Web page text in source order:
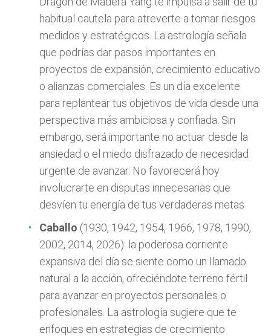
habitual cautela para atreverte a tomar riesgos
medidos y estratégicos. La astrología señala
que podrías dar pasos importantes en
proyectos de expansión, crecimiento educativo
o alianzas comerciales. Es un día excelente
para replantear tus objetivos de vida desde una
perspectiva más ambiciosa y confiada. Sin
embargo, será importante no actuar desde la
ansiedad o el miedo disfrazado de necesidad
urgente de avanzar. No favorecerá hoy
involucrarte en disputas innecesarias que
desvíen tu energía de tus verdaderas metas
Caballo (1930, 1942, 1954, 1966, 1978, 1990,
2002, 2014, 2026): la poderosa corriente
expansiva del día se siente como un llamado
natural a la acción, ofreciéndote terreno fértil
para avanzar en proyectos personales o
profesionales. La astrología sugiere que te
enfoques en estrategias de crecimiento